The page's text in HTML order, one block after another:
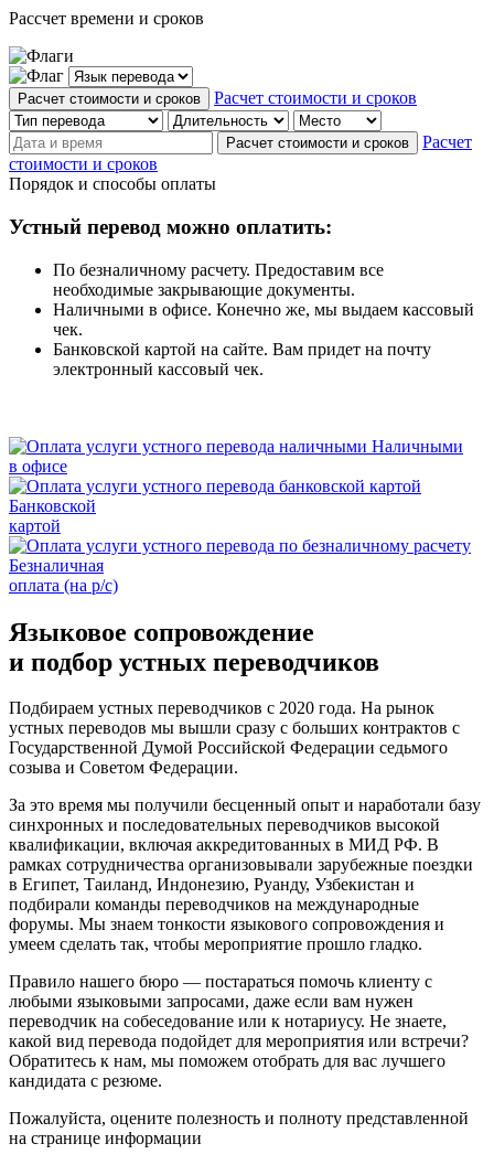
Рассчет времени и сроков
Расчет стоимости и сроков Расчет стоимости и сроков
Расчет стоимости и сроков
Расчет
стоимости и сроков
Порядок и способы оплаты
Устный перевод можно оплатить:
По безналичному расчету. Предоставим все
необходимые закрывающие документы.
Наличными в офисе. Конечно же, мы выдаем кассовый
чек.
Банковской картой на сайте. Вам придет на почту
электронный кассовый чек.
Наличными
в офисе
Банковской
картой
Безналичная
оплата (на р/с)
Языковое сопровождение
и подбор устных переводчиков
Подбираем устных переводчиков с 2020 года. На рынок
устных переводов мы вышли сразу с больших контрактов с
Государственной Думой Российской Федерации седьмого
созыва и Советом Федерации.
За это время мы получили бесценный опыт и наработали базу
синхронных и последовательных переводчиков высокой
квалификации, включая аккредитованных в МИД РФ. В
рамках сотрудничества организовывали зарубежные поездки
в Египет, Таиланд, Индонезию, Руанду, Узбекистан и
подбирали команды переводчиков на международные
форумы. Мы знаем тонкости языкового сопровождения и
умеем сделать так, чтобы мероприятие прошло гладко.
Правило нашего бюро — постараться помочь клиенту с
любыми языковыми запросами, даже если вам нужен
переводчик на собеседование или к нотариусу. Не знаете,
какой вид перевода подойдет для мероприятия или встречи?
Обратитесь к нам, мы поможем отобрать для вас лучшего
кандидата с резюме.
Пожалуйста, оцените полезность и полноту представленной
на странице информации